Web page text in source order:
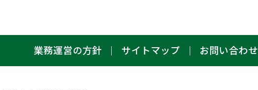
業務運営の方針 サイトマップ お問い合わせ